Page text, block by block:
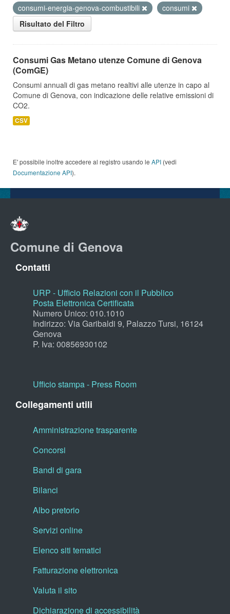
consumi-energia-genova-combustibili
consumi
Risultato del Filtro
Consumi Gas Metano utenze Comune di Genova
(ComGE)
Consumi annuali di gas metano realtivi alle utenze in capo al
Comune di Genova, con indicazione delle relative emissioni di
CO2.
CSV
E' possibile inoltre accedere al registro usando le API (vedi
Documentazione API).
Comune di Genova
Contatti
URP - Ufficio Relazioni con il Pubblico
Posta Elettronica Certificata
Numero Unico: 010.1010
Indirizzo: Via Garibaldi 9, Palazzo Tursi, 16124
Genova
P. Iva: 00856930102
Ufficio stampa - Press Room
Collegamenti utili
Amministrazione trasparente
Concorsi
Bandi di gara
Bilanci
Albo pretorio
Servizi online
Elenco siti tematici
Fatturazione elettronica
Valuta il sito
Dichiarazione di accessibilità